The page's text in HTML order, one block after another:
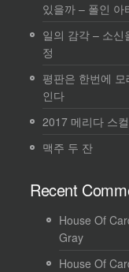
있을까 – 폴인 아
일의 감각 – 소신
정
평판은 한번에
인다
2017 메리다 스
맥주 두 잔
Recent
House Of
Gray
House Of